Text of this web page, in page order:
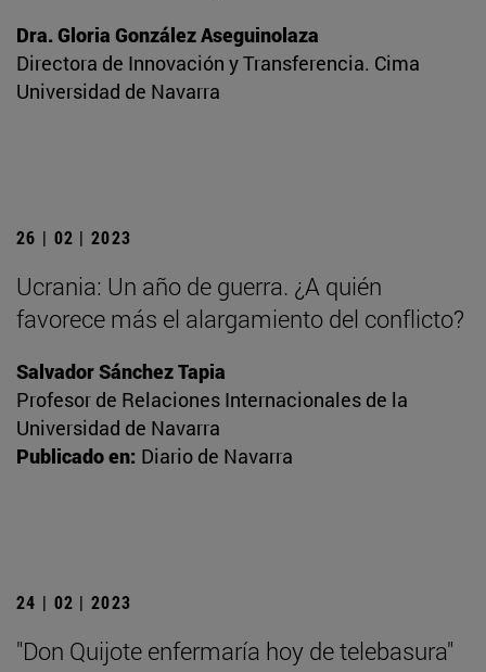
Dra. Gloria González Aseguinolaza
Directora de Innovación y Transferencia. Cima
Universidad de Navarra
26 | 02 | 2023
Ucrania: Un año de guerra. ¿A quién
favorece más el alargamiento del conflicto?
Salvador Sánchez Tapia
Profesor de Relaciones Internacionales de la
Universidad de Navarra
Publicado en: Diario de Navarra
24 | 02 | 2023
"Don Quijote enfermaría hoy de telebasura"